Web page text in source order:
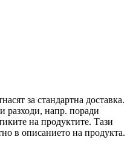
за стандартна доставка.
разходи, напр. поради
на продуктите. Тази
в описанието на продукта.